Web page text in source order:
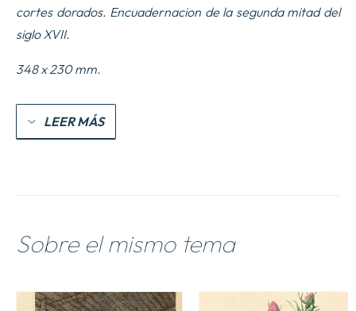
cortes dorados. Encuadernacion de la segunda mitad del
siglo XVII.
348 x 230 mm.
LEER MÁS
Sobre el mismo tema